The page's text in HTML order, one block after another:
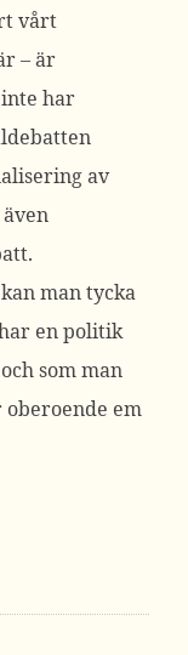
vårt
– är
har
av
man tycka
en politik
som man
oberoende em